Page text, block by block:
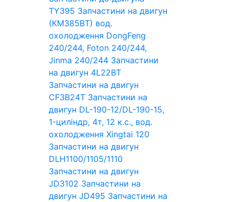
TY395 Запчастини на двигун
(КМ385ВТ) вод.
охолодження DongFeng
240/244, Foton 240/244,
Jinma 240/244 Запчастини
на двигун 4L22BT
Запчастини на двигун
CF3B24T Запчастини на
двигун DL-190-12/DL-190-15,
1-циліндр, 4т, 12 к.с., вод.
охолодження Xingtai 120
Запчастини на двигун
DLH1100/1105/1110
Запчастини на двигун
JD3102 Запчастини на
двигун JD495 Запчастини на